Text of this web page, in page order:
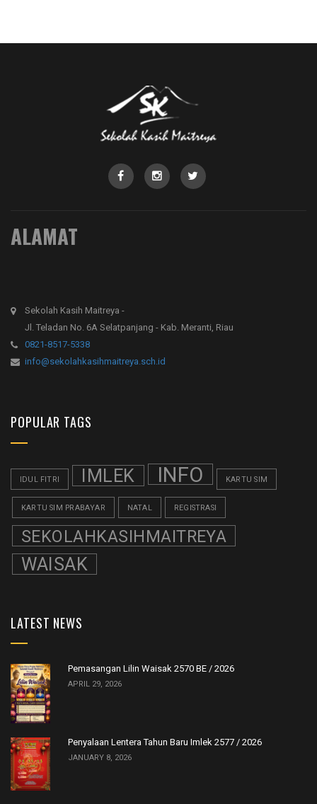
ALAMAT
Sekolah Kasih Maitreya -
Jl. Teladan No. 6A Selatpanjang - Kab. Meranti, Riau
0821-8517-5338
info@sekolahkasihmaitreya.sch.id
POPULAR TAGS
IDUL FITRI IMLEK INFO KARTU SIM
KARTU SIM PRABAYAR NATAL REGISTRASI
SEKOLAHKASIHMAITREYA
WAISAK
LATEST NEWS
Pemasangan Lilin Waisak 2570 BE / 2026
APRIL 29, 2026
Penyalaan Lentera Tahun Baru Imlek 2577 / 2026
JANUARY 8, 2026